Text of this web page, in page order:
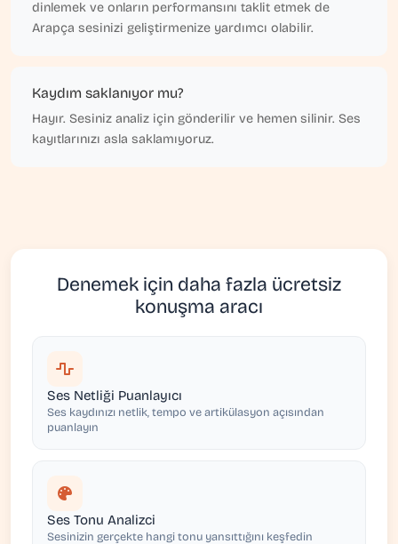
dinlemek ve onların performansını taklit etmek de
Arapça sesinizi geliştirmenize yardımcı olabilir.
Kaydım saklanıyor mu?
Hayır. Sesiniz analiz için gönderilir ve hemen silinir. Ses
kayıtlarınızı asla saklamıyoruz.
Denemek için daha fazla ücretsiz
konuşma aracı
Ses Netliği Puanlayıcı
Ses kaydınızı netlik, tempo ve artikülasyon açısından
puanlayın
Ses Tonu Analizci
Sesinizin gerçekte hangi tonu yansıttığını keşfedin